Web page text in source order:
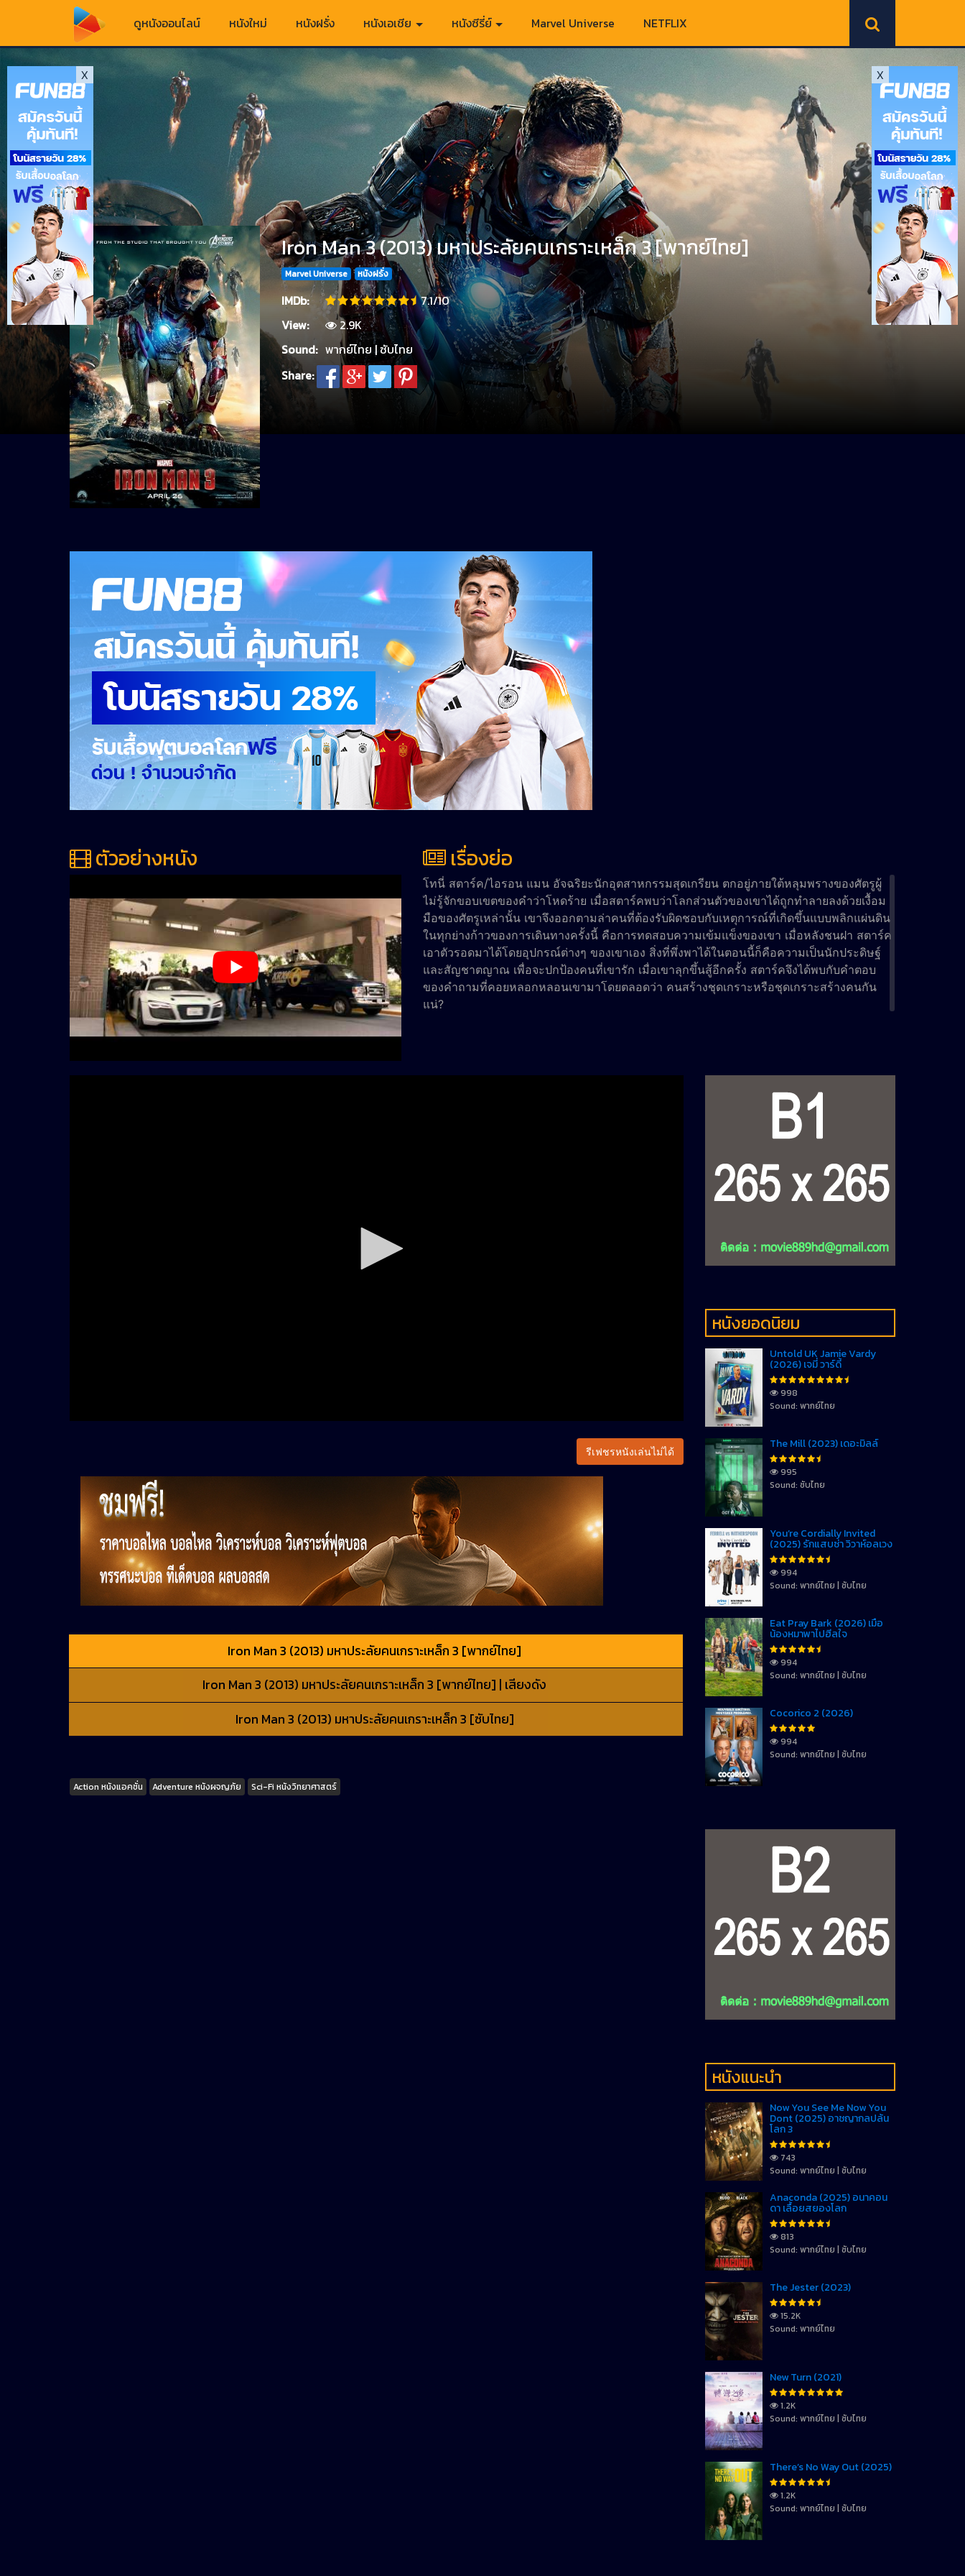
ดูหนังออนไลน์ หนังใหม่ หนังฝรั่ง หนังเอเชีย หนังซีรี่ย์ Marvel Universe NETFLIX
Iron Man 3 (2013) มหาประลัยคนเกราะเหล็ก 3 [พากย์ไทย]
Marvel Universe หนังฝรั่ง
IMDb:
7.1/10
View:
2.9K
Sound: พากย์ไทย | ซับไทย
Share:
ตัวอย่างหนัง เรื่องย่อ
โทนี่ สตาร์ค/ไอรอน แมน อัจฉริยะนักอุตสาหกรรมสุดเกรียน ตกอยู่ภายใต้หลุมพรางของศัตรูผู้
ไม่รู้จักขอบเขตของคำว่าโหดร้าย เมื่อสตาร์คพบว่าโลกส่วนตัวของเขาได้ถูกทำลายลงด้วยเงื้อม
มือของศัตรูเหล่านั้น เขาจึงออกตามล่าคนที่ต้องรับผิดชอบกับเหตุการณ์ที่เกิดขึ้นแบบพลิกแผ่นดิน
ในทุกย่างก้าวของการเดินทางครั้งนี้ คือการทดสอบความเข้มแข็งของเขา เมื่อหลังชนฝา สตาร์ค
เอาตัวรอดมาได้โดยอุปกรณ์ต่างๆ ของเขาเอง สิ่งที่พึ่งพาได้ในตอนนี้ก็คือความเป็นนักประดิษฐ์
และสัญชาตญาณ เพื่อจะปกป้องคนที่เขารัก เมื่อเขาลุกขึ้นสู้อีกครั้ง สตาร์คจึงได้พบกับคำตอบ
ของคำถามที่คอยหลอกหลอนเขามาโดยตลอดว่า คนสร้างชุดเกราะหรือชุดเกราะสร้างคนกัน
แน่?
รีเฟชรหนังเล่นไม่ได้
Iron Man 3 (2013) มหาประลัยคนเกราะเหล็ก 3 [พากย์ไทย]
Iron Man 3 (2013) มหาประลัยคนเกราะเหล็ก 3 [พากย์ไทย] | เสียงดัง
Iron Man 3 (2013) มหาประลัยคนเกราะเหล็ก 3 [ซับไทย]
Tags
Action หนังแอคชั่น Adventure หนังผจญภัย Sci-Fi หนังวิทยาศาสตร์
หนังยอดนิยม
Untold UK Jamie Vardy
(2026) เจมี่ วาร์ดี้
998
Sound: พากย์ไทย
The Mill (2023) เดอะมิลล์
995
Sound: ซับไทย
You’re Cordially Invited
(2025) รักแสบซ่า วิวาห์อลเวง
994
Sound: พากย์ไทย | ซับไทย
Eat Pray Bark (2026) เมื่อ
น้องหมาพาไปฮีลใจ
994
Sound: พากย์ไทย | ซับไทย
Cocorico 2 (2026)
994
Sound: พากย์ไทย | ซับไทย
หนังแนะนำ
Now You See Me Now You
Dont (2025) อาชญากลปล้น
โลก 3
743
Sound: พากย์ไทย | ซับไทย
Anaconda (2025) อนาคอน
ดา เลื้อยสยองโลก
813
Sound: พากย์ไทย | ซับไทย
The Jester (2023)
15.2K
Sound: พากย์ไทย
New Turn (2021)
1.2K
Sound: พากย์ไทย | ซับไทย
There’s No Way Out (2025)
1.2K
Sound: พากย์ไทย | ซับไทย
X X